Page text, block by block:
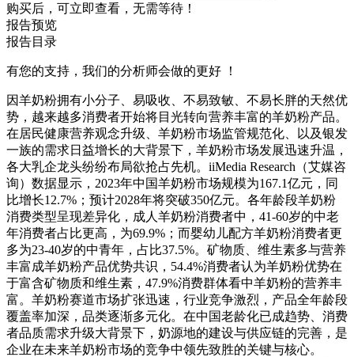
购买后，可立即查看，无需等待！
报告预览
报告目录
有您的支持，我们的分析师会做的更好 ！
因羊奶粉拥有小分子、易吸收、不易致敏、不易长胖的天然优
势，越来越多消费者开始将目光转向营养丰富的羊奶粉产品。
在居民健康营养观念升级、羊奶粉市场监管规范化、以及银发
一族的需求日益增长的大背景下，羊奶粉市场发展迅速升温，
各大乳企龙头纷纷布局欲抢占先机。iiMedia Research（艾媒咨
询）数据显示，2023年中国羊奶粉市场规模为167.1亿元，同
比增长12.7%；预计2028年将突破350亿元。各年龄段羊奶粉
消费类型呈现差异化，成人羊奶粉消费者中，41-60岁的中老
年消费者占比更高，为69.9%；而婴幼儿配方羊奶粉消费者更
多为23-40岁的中青年，占比37.5%。矿物质、维生素多与营养
丰富成羊奶粉产品优势共识，54.4%消费者认为羊奶粉优势在
于富含矿物质和维生素，47.9%消费群体看中羊奶粉的营养丰
富。羊奶粉赛道市场扩张迅速，行业竞争激烈，产品全年龄段
覆盖率加深，品类逐渐多元化。在中国老龄化已成趋势、消费
者品质需求升级大背景下，奶源地的建设与供应链的完善，是
企业在未来羊奶粉市场的竞争中领先致胜的关键与核心。